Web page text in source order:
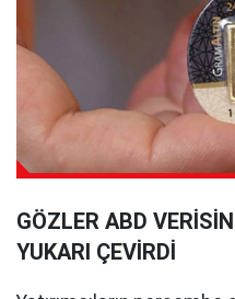
GÖZLER ABD
YUKARI ÇEVİRDİ